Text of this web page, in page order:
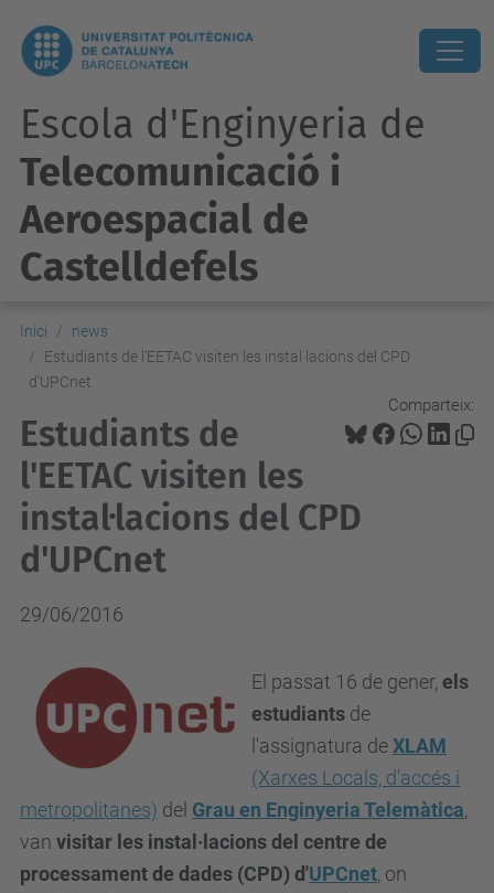
Escola d'Enginyeria de
Telecomunicació i
Aeroespacial de
Castelldefels
Inici
news
Estudiants de l'EETAC visiten les instal·lacions del CPD
d'UPCnet
Comparteix:
Estudiants de
l'EETAC visiten les
instal·lacions del CPD
d'UPCnet
29/06/2016
El passat 16 de gener, els
estudiants de
l'assignatura deXLAM
(Xarxes Locals, d'accés i
metropolitanes) del Grau en Enginyeria Telemàtica,
van visitar les instal·lacions del centre de
processament de dades (CPD) d'UPCnet, on